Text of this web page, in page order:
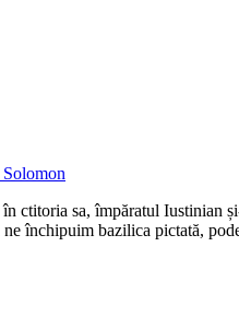
ctitoria sa, împăratul Iustinian
ne închipuim bazilica pictată,